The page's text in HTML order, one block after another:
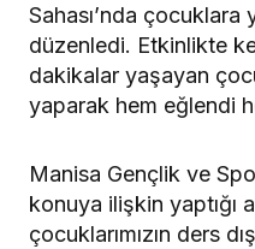
Sahası’nda
düzenledi. Etkinlikte
dakikalar yaşayan
yaparak hem eğlendi
Manisa Gençlik ve
konuya ilişkin yaptığı
çocuklarımızın ders